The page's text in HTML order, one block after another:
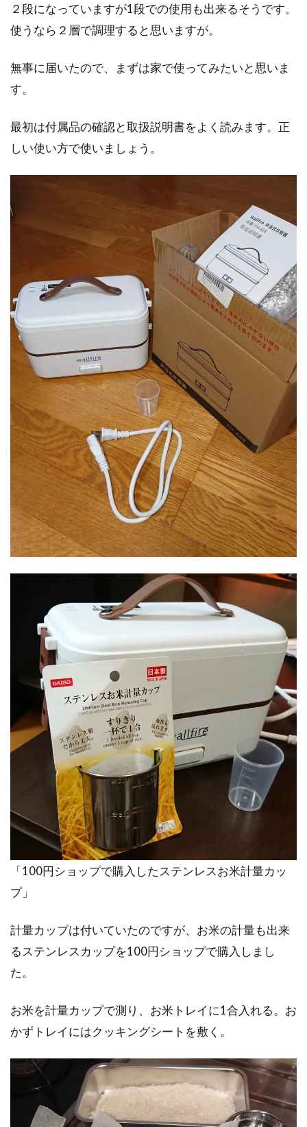
２段になっていますが1段での使用も出来るそうです。
使うなら２層で調理すると思いますが。
無事に届いたので、まずは家で使ってみたいと思いま
す。
最初は付属品の確認と取扱説明書をよく読みます。正
しい使い方で使いましょう。
「100円ショップで購入したステンレスお米計量カッ
プ」
計量カップは付いていたのですが、お米の計量も出来
るステンレスカップを100円ショップで購入しまし
た。
お米を計量カップで測り、お米トレイに1合入れる。お
かずトレイにはクッキングシートを敷く。